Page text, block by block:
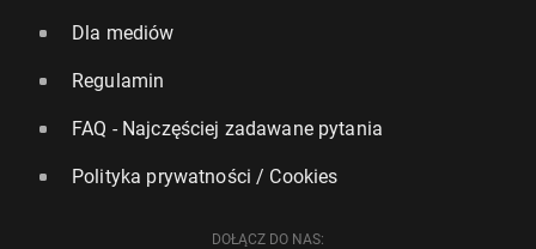
Dla mediów
Regulamin
FAQ - Najczęściej zadawane pytania
Polityka prywatności / Cookies
DOŁĄCZ DO NAS: